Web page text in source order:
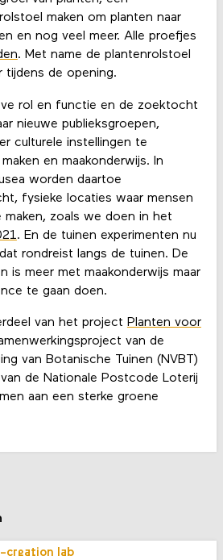
maken om planten naar
en nog veel meer. Alle proefjes
. Met name de plantenrolstoel
tijdens de opening.
rol en functie en de zoektocht
nieuwe publieksgroepen,
culturele instellingen te
en maakonderwijs. In
worden daartoe
fysieke locaties waar mensen
maken, zoals we doen in het
. En de tuinen experimenten nu
rondreist langs de tuinen. De
is meer met maakonderwijs maar
te gaan doen.
van het project Planten voor
van de
van Botanische Tuinen (NVBT)
de Nationale Postcode Loterij
aan een sterke groene
creation lab